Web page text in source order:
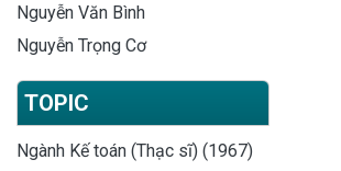
Nguyễn Văn Bình
Nguyễn Trọng Cơ
TOPIC
Ngành Kế toán (Thạc sĩ) (1967)